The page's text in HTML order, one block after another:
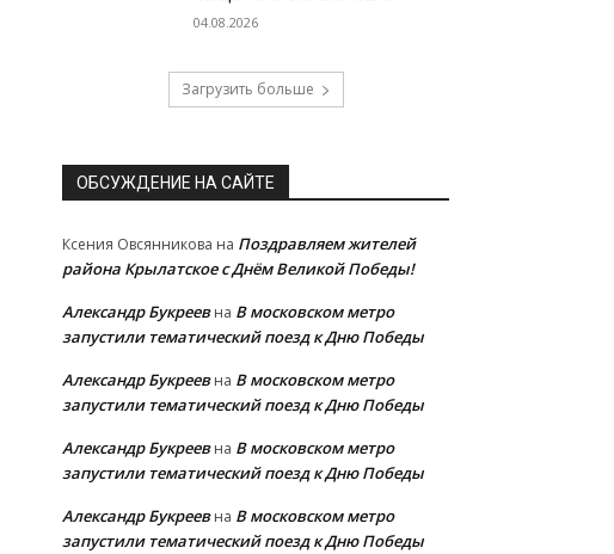
04.08.2026
Загрузить больше
ОБСУЖДЕНИЕ НА САЙТЕ
Ксения Овсянникова на Поздравляем жителей
района Крылатское с Днём Великой Победы!
Александр Букреевна В московском метро
запустили тематический поезд к Дню Победы
Александр Букреевна В московском метро
запустили тематический поезд к Дню Победы
Александр Букреевна В московском метро
запустили тематический поезд к Дню Победы
Александр Букреевна В московском метро
запустили тематический поезд к Дню Победы